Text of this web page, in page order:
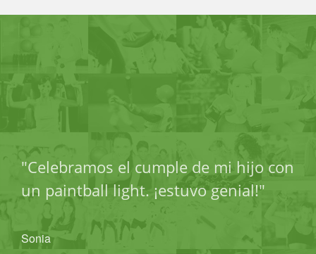
"Celebramos el cumple de mi hijo con
un paintball light. ¡estuvo genial!"
Sonia